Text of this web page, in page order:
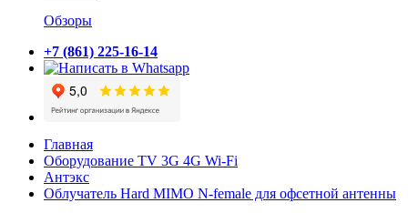
Обзоры
+7 (861) 225-16-14
Главная
Оборудование TV 3G 4G Wi-Fi
Антэкс
Облучатель Hard MIMO N-female для офсетной антенны